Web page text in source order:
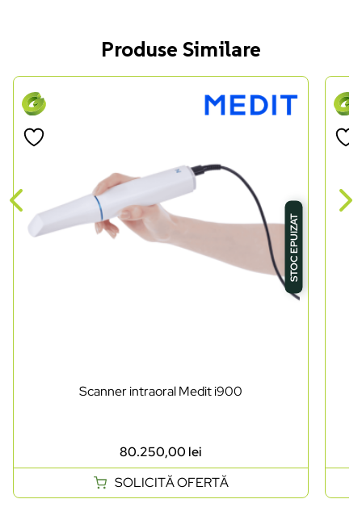
Produse Similare
STOC EPUIZAT
Scanner intraoral Medit i900
80.250,00 lei
SOLICITĂ OFERTĂ